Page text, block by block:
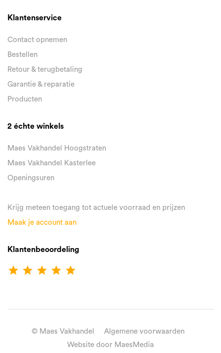
Klantenservice
Contact opnemen
Bestellen
Retour & terugbetaling
Garantie & reparatie
Producten
2 échte winkels
Maes Vakhandel Hoogstraten
Maes Vakhandel Kasterlee
Openingsuren
Krijg meteen toegang tot actuele voorraad en prijzen
Maak je account aan
Klantenbeoordeling
star star star star star
© Maes Vakhandel
Algemene voorwaarden
Website door MaesMedia